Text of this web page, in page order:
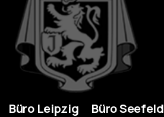
Büro Leipzig
Büro Seefeld